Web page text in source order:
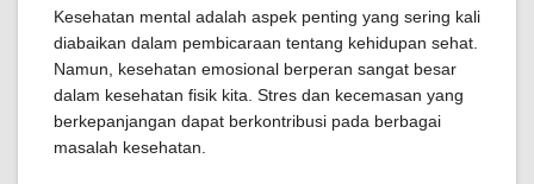
Kesehatan mental adalah aspek penting yang sering kali
diabaikan dalam pembicaraan tentang kehidupan sehat.
Namun, kesehatan emosional berperan sangat besar
dalam kesehatan fisik kita. Stres dan kecemasan yang
berkepanjangan dapat berkontribusi pada berbagai
masalah kesehatan.